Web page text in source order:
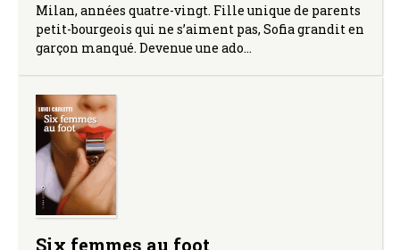
Milan, années quatre-vingt. Fille unique de parents
petit-bourgeois qui ne s’aiment pas, Sofia grandit en
garçon manqué. Devenue une ado…
Six femmes au foot